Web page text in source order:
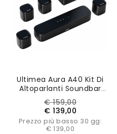
Ultimea Aura A40 Kit Di
Altoparlanti Soundbar
Subwoofer, 7.1 Canali,
Controllo App,
Impostazioni
Equalizzatore A 10 Bande
Prezzo
base
€ 159,00Prezzo
€ 139,00
Prezzo più basso 30 gg:
€ 139,00